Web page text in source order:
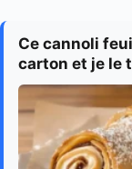
Ce cannoli
carton et je le